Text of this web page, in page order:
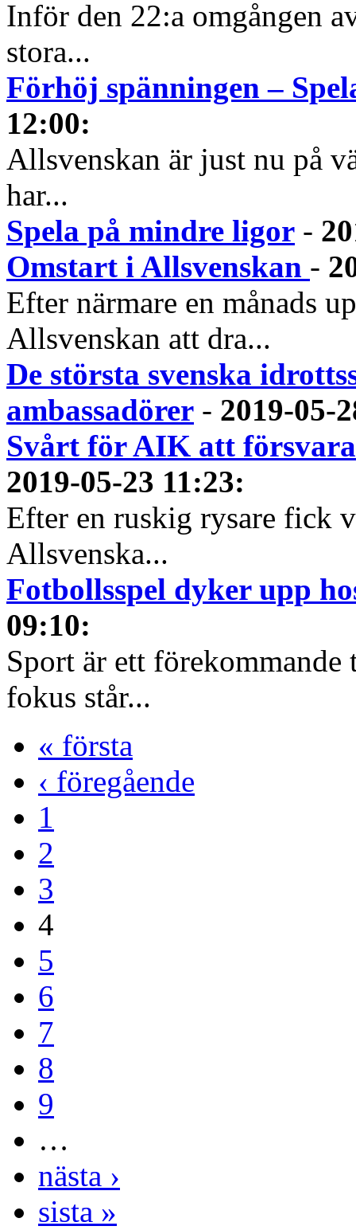
Inför den 22:a omgången
stora...
Förhöj spänningen –
12:00:
Allsvenskan är just nu på
har...
Spela på mindre ligor -
Omstart i Allsvenskan -
Efter närmare en månads
Allsvenskan att dra...
De största svenska
ambassadörer - 2019-05-
Svårt för AIK att
2019-05-23 11:23:
Efter en ruskig rysare fick
Allsvenska...
Fotbollsspel dyker upp
09:10:
Sport är ett
fokus står...
« första
‹ föregående
1
2
3
4
5
6
7
8
9
…
nästa ›
sista »